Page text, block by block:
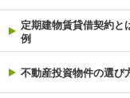
定期建物賃貸借契約と
例
不動産投資物件の選び